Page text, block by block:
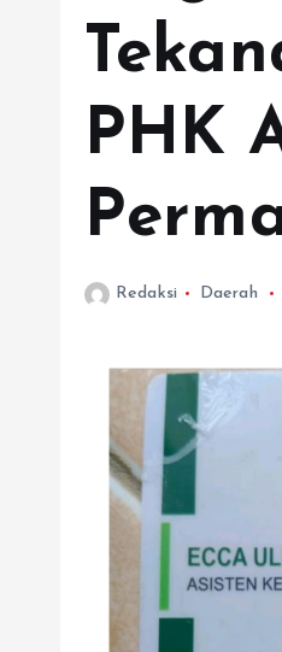
PHK
Redaksi Daerah